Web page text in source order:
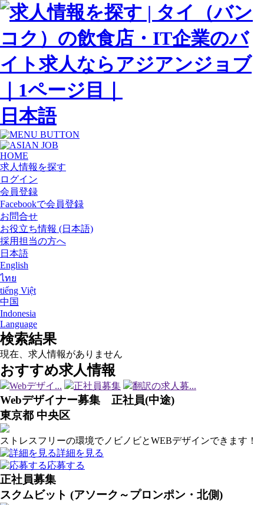
日本語
HOME
求人情報を探す
ログイン
会員登録
Facebookで会員登録
お問合せ
お役立ち情報 (日本語)
採用担当の方へ
日本語
English
ไทย
tiếng Việt
中国
Indonesia
Language
検索結果
現在、求人情報がありません
おすすめ求人情報
Webデザイ... 正社員募集 翻訳の求人募...
Webデザイナー募集 正社員(中途)
東京都 中央区
ストレスフリーの環境でノビノビとWEBデザインできます！
詳細を見る
応募する
正社員募集
スクムビット (アソーク～プロンポン・北側)